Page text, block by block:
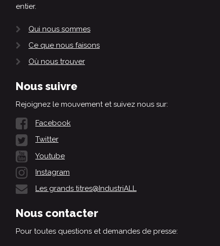
entier.
Qui nous sommes
Ce que nous faisons
Où nous trouver
Nous suivre
Rejoignez le mouvement et suivez nous sur:
Facebook
Twitter
Youtube
Instagram
Les grands titres@IndustriALL
Nous contacter
Pour toutes questions et demandes de presse: